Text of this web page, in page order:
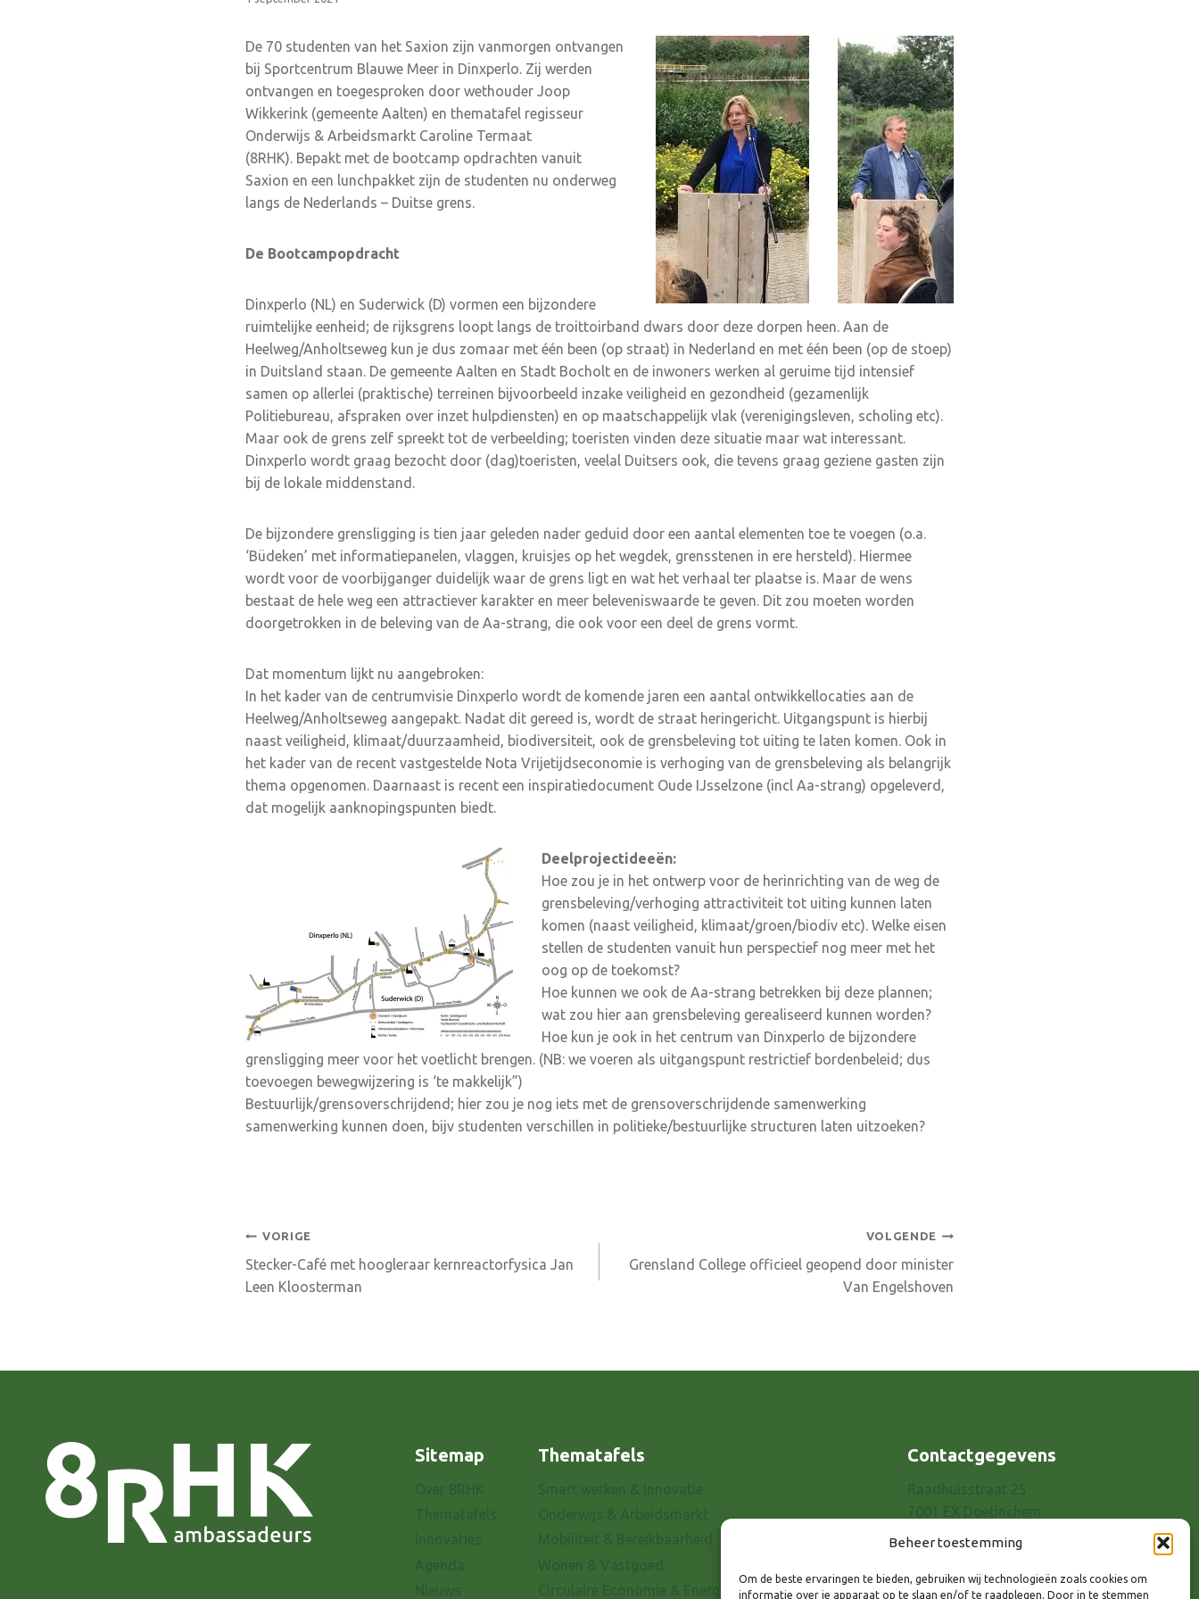
Beheer toestemming
Om de beste ervaringen te bieden, gebruiken wij technologieën zoals cookies om
informatie over je apparaat op te slaan en/of te raadplegen. Door in te stemmen
De 70 studenten van het Saxion zijn vanmorgen ontvangen
bij Sportcentrum Blauwe Meer in Dinxperlo. Zij werden
ontvangen en toegesproken door wethouder Joop
Wikkerink (gemeente Aalten) en thematafel regisseur
Onderwijs & Arbeidsmarkt Caroline Termaat
(8RHK). Bepakt met de bootcamp opdrachten vanuit
Saxion en een lunchpakket zijn de studenten nu onderweg
langs de Nederlands – Duitse grens.
De Bootcampopdracht
Dinxperlo (NL) en Suderwick (D) vormen een bijzondere
ruimtelijke eenheid; de rijksgrens loopt langs de troittoirband dwars door deze dorpen heen. Aan de
Heelweg/Anholtseweg kun je dus zomaar met één been (op straat) in Nederland en met één been (op de stoep)
in Duitsland staan. De gemeente Aalten en Stadt Bocholt en de inwoners werken al geruime tijd intensief
samen op allerlei (praktische) terreinen bijvoorbeeld inzake veiligheid en gezondheid (gezamenlijk
Politiebureau, afspraken over inzet hulpdiensten) en op maatschappelijk vlak (verenigingsleven, scholing etc).
Maar ook de grens zelf spreekt tot de verbeelding; toeristen vinden deze situatie maar wat interessant.
Dinxperlo wordt graag bezocht door (dag)toeristen, veelal Duitsers ook, die tevens graag geziene gasten zijn
bij de lokale middenstand.
De bijzondere grensligging is tien jaar geleden nader geduid door een aantal elementen toe te voegen (o.a.
‘Büdeken’ met informatiepanelen, vlaggen, kruisjes op het wegdek, grensstenen in ere hersteld). Hiermee
wordt voor de voorbijganger duidelijk waar de grens ligt en wat het verhaal ter plaatse is. Maar de wens
bestaat de hele weg een attractiever karakter en meer beleveniswaarde te geven. Dit zou moeten worden
doorgetrokken in de beleving van de Aa-strang, die ook voor een deel de grens vormt.
Dat momentum lijkt nu aangebroken:
In het kader van de centrumvisie Dinxperlo wordt de komende jaren een aantal ontwikkellocaties aan de
Heelweg/Anholtseweg aangepakt. Nadat dit gereed is, wordt de straat heringericht. Uitgangspunt is hierbij
naast veiligheid, klimaat/duurzaamheid, biodiversiteit, ook de grensbeleving tot uiting te laten komen. Ook in
het kader van de recent vastgestelde Nota Vrijetijdseconomie is verhoging van de grensbeleving als belangrijk
thema opgenomen. Daarnaast is recent een inspiratiedocument Oude IJsselzone (incl Aa-strang) opgeleverd,
dat mogelijk aanknopingspunten biedt.
Deelprojectideeën:
Hoe zou je in het ontwerp voor de herinrichting van de weg de
grensbeleving/verhoging attractiviteit tot uiting kunnen laten
komen (naast veiligheid, klimaat/groen/biodiv etc). Welke eisen
stellen de studenten vanuit hun perspectief nog meer met het
oog op de toekomst?
Hoe kunnen we ook de Aa-strang betrekken bij deze plannen;
wat zou hier aan grensbeleving gerealiseerd kunnen worden?
Hoe kun je ook in het centrum van Dinxperlo de bijzondere
grensligging meer voor het voetlicht brengen. (NB: we voeren als uitgangspunt restrictief bordenbeleid; dus
toevoegen bewegwijzering is ‘te makkelijk”)
Bestuurlijk/grensoverschrijdend; hier zou je nog iets met de grensoverschrijdende samenwerking
samenwerking kunnen doen, bijv studenten verschillen in politieke/bestuurlijke structuren laten uitzoeken?
Bericht
navigatie
VORIGE
Stecker-Café met hoogleraar kernreactorfysica Jan
Leen Kloosterman
VOLGENDE
Grensland College officieel geopend door minister
Van Engelshoven
Sitemap Thematafels
Circulaire Economie & Energietransitie
Contactgegevens
E-mail: info@8rhk.nl
Privacyverklaring